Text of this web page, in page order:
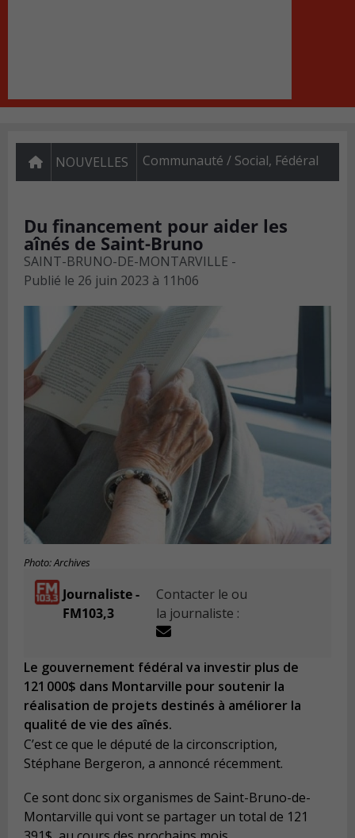
NOUVELLES Communauté / Social, Fédéral
Du financement pour aider les
aînés de Saint-Bruno
SAINT-BRUNO-DE-MONTARVILLE -
Publié le 26 juin 2023 à 11h06
Photo: Archives
Journaliste -
FM103,3
Contacter le ou
la journaliste :
Le gouvernement fédéral va investir plus de
121 000$ dans Montarville pour soutenir la
réalisation de projets destinés à améliorer la
qualité de vie des aînés.
C’est ce que le député de la circonscription,
Stéphane Bergeron, a annoncé récemment.
Ce sont donc six organismes de Saint-Bruno-de-
Montarville qui vont se partager un total de 121